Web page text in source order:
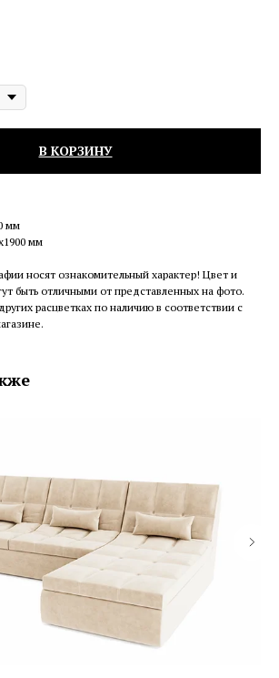
В КОРЗИНУ
мм
мм
носят ознакомительный характер! Цвет и
быть отличными от представленных на фото.
расцветках по наличию в соответствии с